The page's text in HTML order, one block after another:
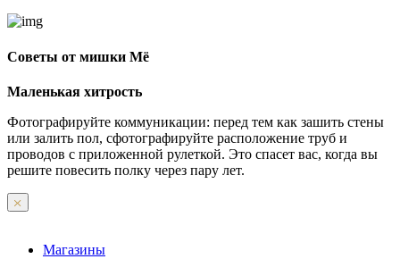
Советы от мишки Мё
Маленькая хитрость
Фотографируйте коммуникации: перед тем как зашить стены
или залить пол, сфотографируйте расположение труб и
проводов с приложенной рулеткой. Это спасет вас, когда вы
решите повесить полку через пару лет.
Магазины